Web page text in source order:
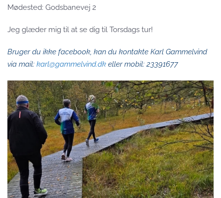
Mødested: Godsbanevej 2
Jeg glæder mig til at se dig til Torsdags tur!
Bruger du ikke facebook, kan du kontakte Karl Gammelvind
via mail: karl@gammelvind.dk eller mobil: 23391677